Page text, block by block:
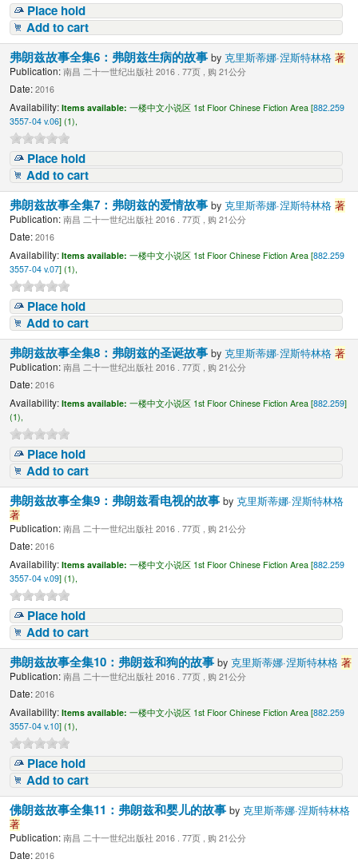
Place hold
Add to cart
弗朗兹故事全集6：弗朗兹生病的故事by克里斯蒂娜·涅斯特林格著
Publication: 南昌 二十一世纪出版社 2016 . 77页 , 购 21公分
Date: 2016
Availability: Items available: 一楼中文小说区 1st Floor Chinese Fiction Area [882.259
3557-04 v.06] (1),
Place hold
Add to cart
弗朗兹故事全集7：弗朗兹的爱情故事by克里斯蒂娜·涅斯特林格著
Publication: 南昌 二十一世纪出版社 2016 . 77页 , 购 21公分
Date: 2016
Availability: Items available: 一楼中文小说区 1st Floor Chinese Fiction Area [882.259
3557-04 v.07] (1),
Place hold
Add to cart
弗朗兹故事全集8：弗朗兹的圣诞故事by克里斯蒂娜·涅斯特林格著
Publication: 南昌 二十一世纪出版社 2016 . 77页 , 购 21公分
Date: 2016
Availability: Items available: 一楼中文小说区 1st Floor Chinese Fiction Area [882.259]
(1),
Place hold
Add to cart
弗朗兹故事全集9：弗朗兹看电视的故事by克里斯蒂娜·涅斯特林格
著
Publication: 南昌 二十一世纪出版社 2016 . 77页 , 购 21公分
Date: 2016
Availability: Items available: 一楼中文小说区 1st Floor Chinese Fiction Area [882.259
3557-04 v.09] (1),
Place hold
Add to cart
弗朗兹故事全集10：弗朗兹和狗的故事by克里斯蒂娜·涅斯特林格著
Publication: 南昌 二十一世纪出版社 2016 . 77页 , 购 21公分
Date: 2016
Availability: Items available: 一楼中文小说区 1st Floor Chinese Fiction Area [882.259
3557-04 v.10] (1),
Place hold
Add to cart
佛朗兹故事全集11：弗朗兹和婴儿的故事by克里斯蒂娜·涅斯特林格
著
Publication: 南昌 二十一世纪出版社 2016 . 77页 , 购 21公分
Date: 2016